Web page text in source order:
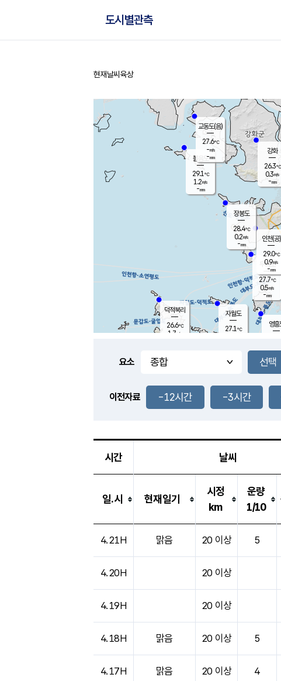
도시별관측
홈
현재날씨 육상
풍도
0.3m/s
무의도
27.7℃
0.5m/s
-mm
영흥
볼음도
29.1℃
1.2m/s
-mm
자월도
27.1℃
장봉도
28.4℃
0.2m/s
-mm
-
덕적북리
26.6℃
1.7 m/s
강화
26.3℃
0.3m/s
-mm
인천(공)
29.0℃
0.9m/s
-mm
교동도(음)
27.6℃
-m/s
-mm
요소
이전자료 -12시간 -3시간
시간 날씨
일.시 현재일기
시정
km
운량
1/10
4.21H 맑음 20 이상 5
4.20H 20 이상
4.19H 20 이상
4.18H 맑음 20 이상 5
4.17H 맑음 20 이상 4